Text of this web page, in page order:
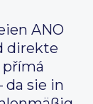
ANO
direkte
přímá
sie in